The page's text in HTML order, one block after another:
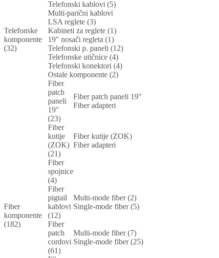
Telefonske
komponente
(32)
Telefonski kablovi (5)
Multi-parični kablovi
LSA reglete (3)
Kabineti za reglete (1)
19" nosači regleta (1)
Telefonski p. paneli (12)
Telefonske utičnice (4)
Telefonski konektori (4)
Ostale komponente (2)
Fiber
komponente
(182)
Fiber
patch
paneli
19"
(23)
Fiber patch paneli 19"
Fiber adapteri
Fiber
kutije
(ZOK)
(21)
Fiber kutije (ZOK)
Fiber adapteri
Fiber
spojnice
(4)
Fiber
pigtail
kablovi
(12)
Multi-mode fiber (2)
Single-mode fiber (5)
Fiber
patch
cordovi
(61)
Multi-mode fiber (7)
Single-mode fiber (25)